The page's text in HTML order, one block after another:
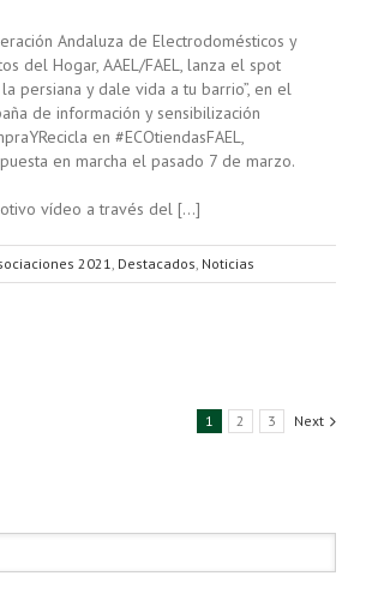
Andaluza de Electrodomésticos y
del Hogar, AAEL/FAEL, lanza el spot
persiana y dale vida a tu barrio”, en el
de información y sensibilización
en #ECOtiendasFAEL,
en marcha el pasado 7 de marzo.
vídeo a través del […]
2021 Destacados Noticias
1 2 3 Next